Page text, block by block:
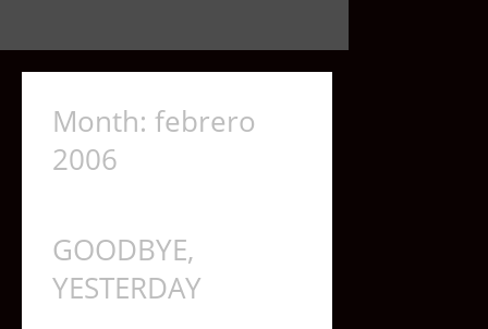
Month: febrero
2006
GOODBYE,
YESTERDAY